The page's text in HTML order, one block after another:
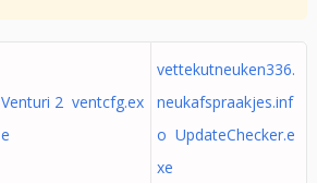
Venturi 2 ventcfg.ex
e
vettekutneuken336.
neukafspraakjes.inf
o UpdateChecker.e
xe